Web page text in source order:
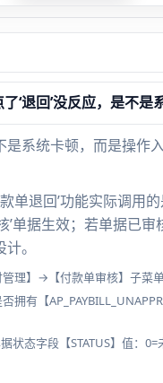
‘退回’没反应，是不是
是系统卡顿，而是操作
单退回’功能实际调用的
’单据生效；若单据已审
。
理】→【付款单审核】子菜
拥有【
状态字段【STATUS】值：0=